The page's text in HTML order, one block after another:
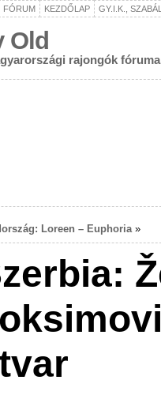
FÓRUM KEZDŐLAP GY.I.K.,
Old
rajongók fóruma
Loreen – Euphoria»